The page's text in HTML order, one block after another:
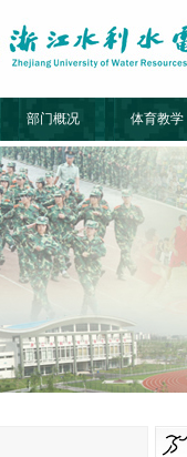
部门概况 体育教学